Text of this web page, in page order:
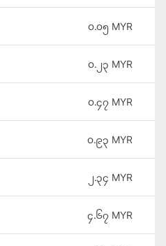
၀.၀၅ MYR
၀.၂၃ MYR
၀.၄၇ MYR
၀.၉၃ MYR
၂.၃၄ MYR
၄.၆၇ MYR